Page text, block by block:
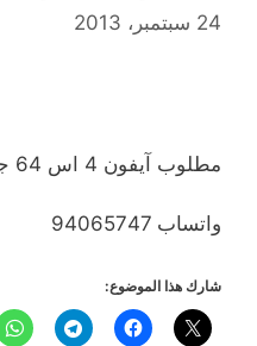
24 سبتمبر، 2013
مطلوب آيفون 4 اس 64 جيجا نظيف وغير مفتوح
واتساب 94065747
شارك هذا الموضوع: